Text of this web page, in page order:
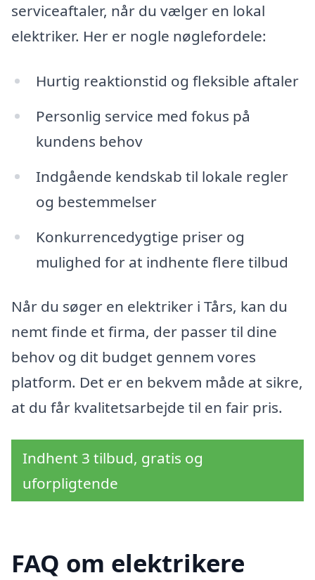
serviceaftaler, når du vælger en lokal
elektriker. Her er nogle nøglefordele:
Hurtig reaktionstid og fleksible aftaler
Personlig service med fokus på
kundens behov
Indgående kendskab til lokale regler
og bestemmelser
Konkurrencedygtige priser og
mulighed for at indhente flere tilbud
Når du søger en elektriker i Tårs, kan du
nemt finde et firma, der passer til dine
behov og dit budget gennem vores
platform. Det er en bekvem måde at sikre,
at du får kvalitetsarbejde til en fair pris.
Indhent 3 tilbud, gratis og
uforpligtende
FAQ om elektrikere